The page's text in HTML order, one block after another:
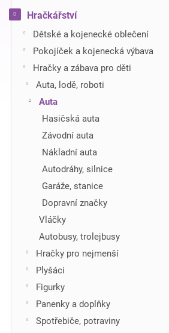
t
r
Hračkářství
Dětské a kojenecké oblečení
Pokojíček a kojenecká výbava
Hračky a zábava pro děti
Auta, lodě, roboti
Auta
Hasičská auta
Závodní auta
Nákladní auta
Autodráhy, silnice
Garáže, stanice
Dopravní značky
Vláčky
Autobusy, trolejbusy
Hračky pro nejmenší
Plyšáci
Figurky
Panenky a doplňky
Spotřebiče, potraviny